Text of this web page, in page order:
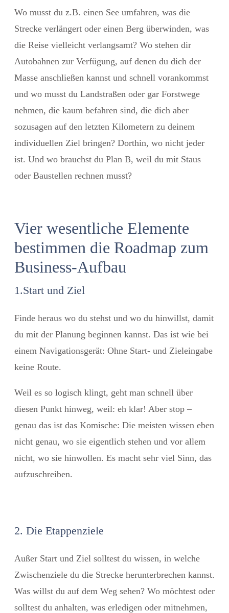
Wo musst du z.B. einen See umfahren, was die
Strecke verlängert oder einen Berg überwinden, was
die Reise vielleicht verlangsamt? Wo stehen dir
Autobahnen zur Verfügung, auf denen du dich der
Masse anschließen kannst und schnell vorankommst
und wo musst du Landstraßen oder gar Forstwege
nehmen, die kaum befahren sind, die dich aber
sozusagen auf den letzten Kilometern zu deinem
individuellen Ziel bringen? Dorthin, wo nicht jeder
ist. Und wo brauchst du Plan B, weil du mit Staus
oder Baustellen rechnen musst?
Vier wesentliche Elemente
bestimmen die Roadmap zum
Business-Aufbau
1.Start und Ziel
Finde heraus wo du stehst und wo du hinwillst, damit
du mit der Planung beginnen kannst. Das ist wie bei
einem Navigationsgerät: Ohne Start- und Zieleingabe
keine Route.
Weil es so logisch klingt, geht man schnell über
diesen Punkt hinweg, weil: eh klar! Aber stop –
genau das ist das Komische: Die meisten wissen eben
nicht genau, wo sie eigentlich stehen und vor allem
nicht, wo sie hinwollen. Es macht sehr viel Sinn, das
aufzuschreiben.
2. Die Etappenziele
Außer Start und Ziel solltest du wissen, in welche
Zwischenziele du die Strecke herunterbrechen kannst.
Was willst du auf dem Weg sehen? Wo möchtest oder
solltest du anhalten, was erledigen oder mitnehmen,